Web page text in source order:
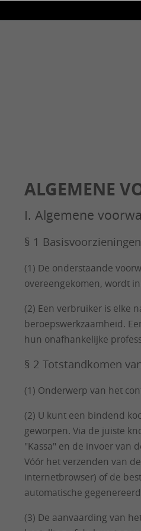
ALGEMENE
I. Algemene
§ 1 Basisvoorzieningen
(1) De onderstaande
overeengekomen, wordt
(2) Een verbruiker is elke
beroepswerkzaamheid.
hun onafhankelijke
§ 2 Totstandkomen
(1) Onderwerp van het
(2) U kunt een bindend
geworpen. Via de juiste
"Kassa" en de invoer van
Vóór het verzenden van
internetbrowser) of de
automatische
(3) De aanvaarding van